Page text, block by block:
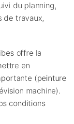
du planning,
de travaux,
offre la
en
(peinture
machine).
conditions